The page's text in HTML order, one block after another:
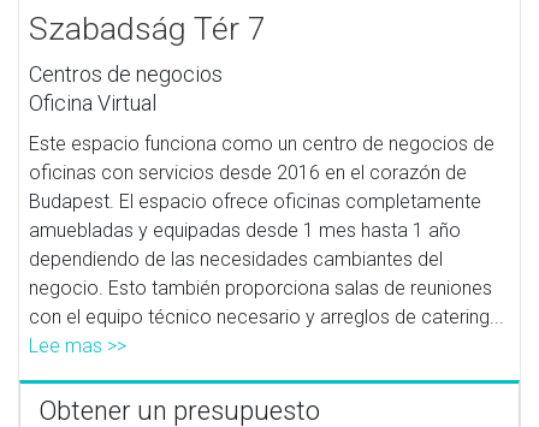
Szabadság Tér 7
Centros de negocios
Oficina Virtual
Este espacio funciona como un centro de negocios de
oficinas con servicios desde 2016 en el corazón de
Budapest. El espacio ofrece oficinas completamente
amuebladas y equipadas desde 1 mes hasta 1 año
dependiendo de las necesidades cambiantes del
negocio. Esto también proporciona salas de reuniones
con el equipo técnico necesario y arreglos de catering...
Lee mas >>
Obtener un presupuesto